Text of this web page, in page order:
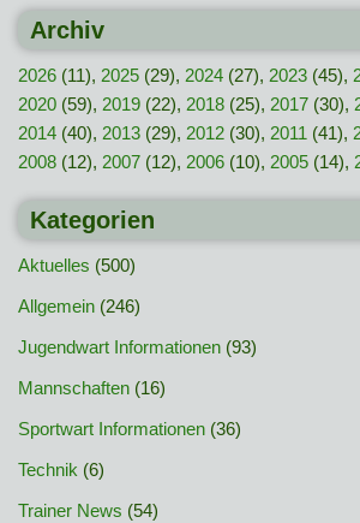
Archiv
2026 (11), 2025 (29), 2024 (27), 2023 (45),
2020 (59), 2019 (22), 2018 (25), 2017 (30),
2014 (40), 2013 (29), 2012 (30), 2011 (41),
2008 (12), 2007 (12), 2006 (10), 2005 (14),
Kategorien
Aktuelles (500)
Allgemein (246)
Jugendwart Informationen (93)
Mannschaften (16)
Sportwart Informationen (36)
Technik (6)
Trainer News (54)